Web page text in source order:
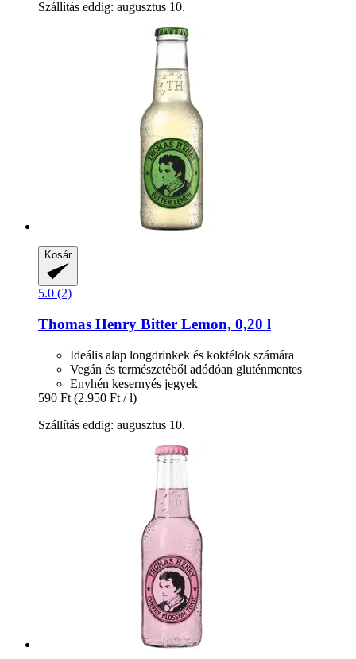
Szállítás eddig: augusztus 10.
Kosár
5.0 (2)
Thomas Henry Bitter Lemon, 0,20 l
Ideális alap longdrinkek és koktélok számára
Vegán és természetéből adódóan gluténmentes
Enyhén kesernyés jegyek
590 Ft (2.950 Ft / l)
Szállítás eddig: augusztus 10.